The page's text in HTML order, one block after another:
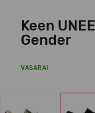
Keen
Gender
VASARAI